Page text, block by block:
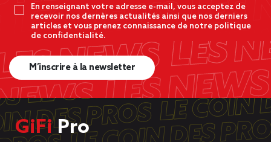
En renseignant votre adresse e-mail, vous acceptez de
recevoir nos dernères actualités ainsi que nos derniers
articles et vous prenez connaissance de notre politique
de confidentialité.
M’inscrire à la newsletter
GiFiPro